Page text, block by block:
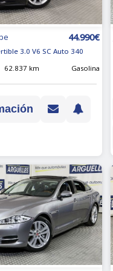
44.990€
3.0 V6 SC Auto 340
62.837 km
Gasolina